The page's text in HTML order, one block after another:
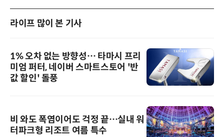
라이프 많이 본 기사
1% 오차 없는 방향성… 타마시 프리
미엄 퍼터, 네이버 스마트스토어 '반
값 할인' 돌풍
비 와도 폭염이어도 걱정 끝…실내 워
터파크형 리조트 여름 특수